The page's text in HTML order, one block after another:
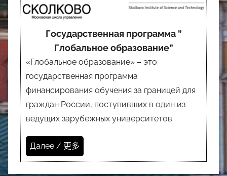
Государственная программа ”
Глобальное образование”
«Глобальное образование» – это
государственная программа
финансирования обучения за границей для
граждан России, поступивших в один из
ведущих зарубежных университетов.
Далее / 更多